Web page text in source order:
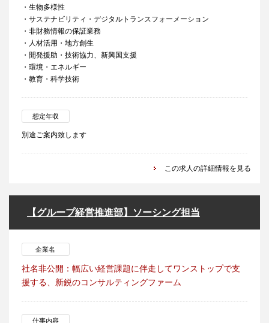
・生物多様性
・サステナビリティ・デジタルトランスフォーメーション
・非財務情報の保証業務
・人材活用・地方創生
・開発援助・技術協力、新興国支援
・環境・エネルギー
・教育・科学技術
想定年収
別途ご案内致します
この求人の詳細情報を見る
【グループ経営推進部】ソーシング担当
企業名
社名非公開：幅広い経営課題に伴走してワンストップで支
援する、新鋭のコンサルティングファーム
仕事内容